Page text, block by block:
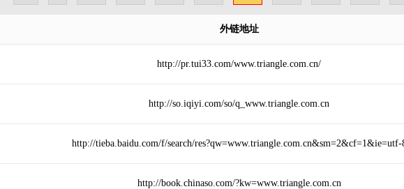
外链地址
http://pr.tui33.com/www.triangle.com.cn/
http://so.iqiyi.com/so/q_www.triangle.com.cn
http://tieba.baidu.com/f/search/res?qw=www.triangle.com.cn&sm=2&cf=1&ie=utf-
http://book.chinaso.com/?kw=www.triangle.com.cn